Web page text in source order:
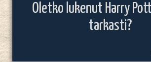
Oletko lukenut Harry
tarkasti?